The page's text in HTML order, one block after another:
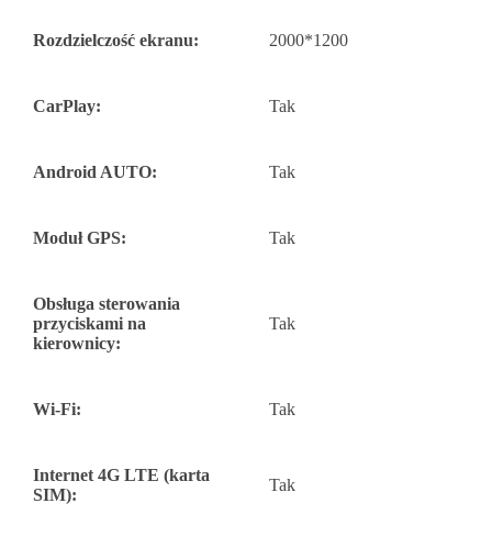
Rozdzielczość ekranu: 2000*1200
CarPlay: Tak
Android AUTO: Tak
Moduł GPS: Tak
Obsługa sterowania
przyciskami na
kierownicy:
Tak
Wi-Fi: Tak
Internet 4G LTE (karta
SIM):
Tak